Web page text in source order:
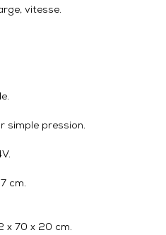
vitesse.
simple pression.
cm.
x 70 x 20 cm.